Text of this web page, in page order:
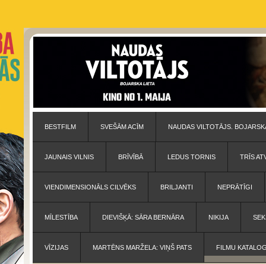
BESTFILM SVEŠĀM ACĪM NAUDAS VILTOTĀJS.
JAUNAIS VILNIS BRĪVĪBĀ LEDUS TORNIS TRĪS
VIENDIMENSIONĀLS CILVĒKS BRILJANTI NEPRĀTĪGI
MĪLESTĪBA DIEVIŠĶĀ: SĀRA BERNĀRA NIKIJA
VĪZIJAS MARTĒNS MARŽELA: VIŅŠ PATS FILMU